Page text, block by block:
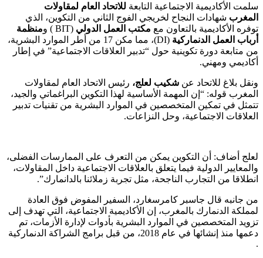
سلمت الأكاديمية الاجتماعية التابعة للاتحاد العام لمقاولات
المغرب شهادات النجاح لخريجي الفوج الثاني من التكوين، الذي
توفره الأكاديمية بالتعاون مع مكتب العمل الدولي (BIT ) و
منظمة
أرباب العمل الدنماركية
(DI)، مما مكن 17 من أطر الموارد البشرية،
من متابعة دورة تكوينية حول “تدبير العلاقات الاجتماعية” في إطار
أكاديمي ومهني.
ونقل بلاغ للاتحاد عن شكيب لعلج، رئيس الاتحاد العام لمقاولات
المغرب قوله: “إن المهمة الأساسية لهذا التكوين البراغماتي والجيد،
تتمثل في تمكين المتخصصين في الموارد البشرية من تقنيات تدبير
العلاقات الاجتماعية، وحل النزاعات.
لعلج أضاف: أن التكوين يمكن من التعرف على الممارسات الفضلى،
والمعايير الدولية فيما يتعلق بالعلاقات الاجتماعية داخل المقاولات،
انطلاقا من التجارب الناجحة، مثل تجربة زملائنا بالدانمارك”.
من جانبه قال جاسبر كامرسغارد، السفير المفوض فوق العادة
لمملكة الدنمارك بالمغرب، إن الأكاديمية الاجتماعية، التي تهدف إلى
تزويد المتخصصين في الموارد البشرية بأدوات لإدارة الأزمات، تم
دعمها منذ إنشائها في عام 2018، من قبل برامج الشراكة الدنماركية
.